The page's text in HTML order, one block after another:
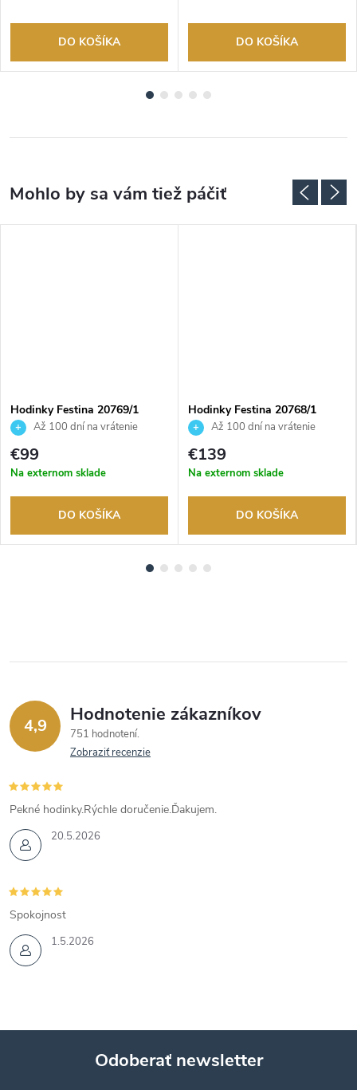
DO KOŠÍKA DO KOŠÍKA
Hodinky Festina 20769/1
Až 100 dní na vrátenie
tovaru. Autorizovaný predajca.
€99
Na externom sklade
DO KOŠÍKA
Hodinky Festina 20768/1
Až 100 dní na vrátenie
tovaru. Autorizovaný predajca.
€139
Na externom sklade
DO KOŠÍKA
4,9 Hodnotenie zákazníkov
751 hodnotení
Zobraziť recenzie
20.5.2026
Pekné hodinky.Rýchle doručenie.Ďakujem.
1.5.2026
Spokojnost
Odoberať newsletter